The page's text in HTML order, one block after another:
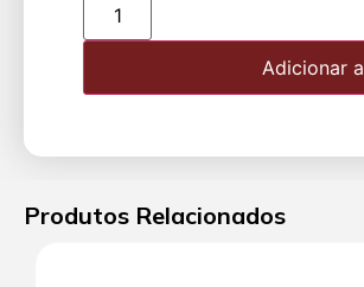
Adicionar
Produtos Relacionados